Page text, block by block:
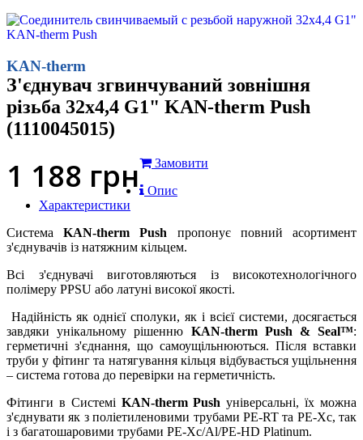
KAN-therm
З'єднувач згвинчуваний зовнішня
різьба 32x4,4 G1" KAN-therm Push
(1110045015)
1 188 грн
Замовити
Опис
Характеристики
СистемаKAN-therm Push пропонує повний асортимент
з'єднувачів із натяжним кільцем.
Всі з'єднувачі виготовляються із високотехнологічного
полімеру PPSU або латуні високої якості.
Надійність як однієї сполуки, як і всієї системи, досягається
завдяки унікальному рішенню KAN-therm Push & Seal™:
герметичні з'єднання, що самоущільнюються. Після вставки
труби у фітинг та натягування кільця відбувається ущільнення
– система готова до перевірки на герметичність.
Фітинги в Системі KAN-therm Push універсальні, їх можна
з'єднувати як з поліетиленовими трубами PE-RT та PE-Xc, так
і з багатошаровими трубами PE-Xc/Al/PE-HD Platinum.